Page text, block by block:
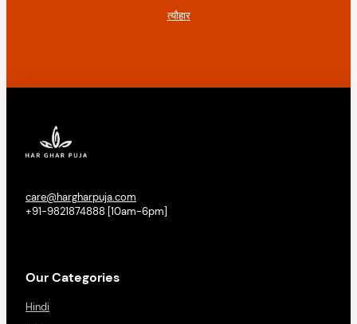
त्यौहार
care@hargharpuja.com
+91-9821874888 [10am-6pm]
Our Categories
Hindi